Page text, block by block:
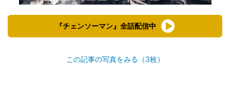
『チェンソーマン』全話配信中
この記事の写真をみる（3枚）